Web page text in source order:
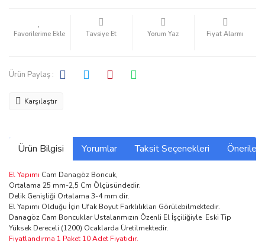
Tavsiye Et Yorum Yaz Fiyat Alarmı
Ürün Paylaş :
Karşılaştır
Ürün Bilgisi Yorumlar Taksit Seçenekleri
El Yapımı Cam Danagöz Boncuk,
Ortalama 25 mm-2,5 Cm Ölçüsündedir.
Delik Genişliği Ortalama 3-4 mm dir.
El Yapımı Olduğu İçin Ufak Boyut Farklılıkları Görülebilmektedir.
Danagöz Cam Boncuklar Ustalarımızın Özenli El İşçiliğiyle Eski Tip
Yüksek Dereceli (1200) Ocaklarda Üretilmektedir.
Fiyatlandırma 1 Paket 10 Adet Fiyatıdır.